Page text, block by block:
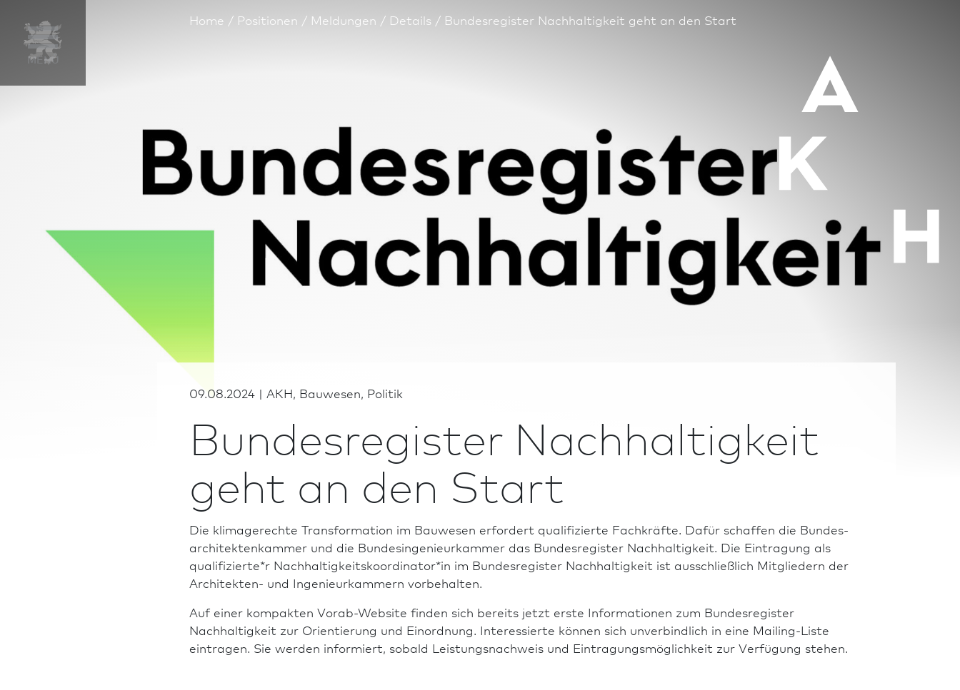
Home Positionen Meldungen Details Bundes­register Nachhaltigkeit geht an den Start
09.08.2024 | AKH, Bauwesen, Politik
Bundes­register Nachhaltigkeit
geht an den Start
Die klimage­rech­te Trans­formation im Bauwesen erfordert qualifizierte Fachkräfte. Dafür schaf­fen die Bundes­
architekten­kammer und die Bundes­ingenieur­kammer das Bundes­register Nachhaltigkeit. Die Eintragung als
qualifizierte*r Nachhaltigkeits­koordinator*in im Bundes­register Nachhaltigkeit ist ausschließlich Mitgliedern der
Architekten- und Ingenieurkammern vorbehalten.
Auf einer kompakten Vorab-Website finden sich bereits jetzt erste In­for­ma­tio­nen zum Bundes­register
Nachhaltigkeit zur Orientierung und Einordnung. Interessierte können sich unverbindlich in eine Mailing-Liste
eintragen. Sie werden informiert, sobald Leistungsnachweis und Eintragungsmöglichkeit zur Verfügung stehen.